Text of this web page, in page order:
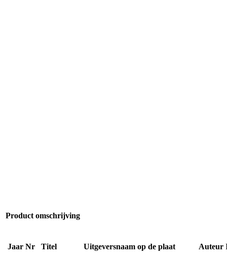
Product omschrijving
Jaar Nr Titel Uitgeversnaam op de plaat Auteur